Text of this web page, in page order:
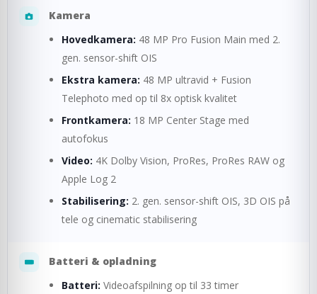
Kamera
Hovedkamera: 48 MP Pro Fusion Main med 2.
gen. sensor-shift OIS
Ekstra kamera: 48 MP ultravid + Fusion
Telephoto med op til 8x optisk kvalitet
Frontkamera: 18 MP Center Stage med
autofokus
Video: 4K Dolby Vision, ProRes, ProRes RAW og
Apple Log 2
Stabilisering: 2. gen. sensor-shift OIS, 3D OIS på
tele og cinematic stabilisering
Batteri & opladning
Batteri: Videoafspilning op til 33 timer